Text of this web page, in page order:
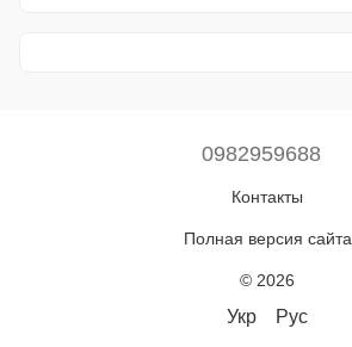
0982959688
Контакты
Полная версия сайта
© 2026
Укр Рус